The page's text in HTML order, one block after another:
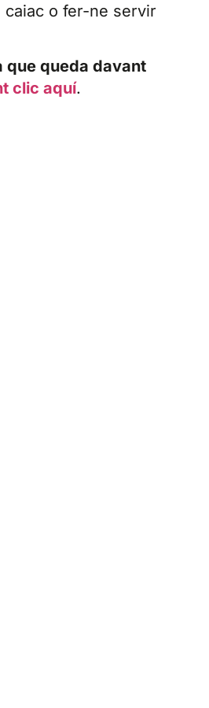
caiac o fer-ne servir
que queda davant
clic aquí.